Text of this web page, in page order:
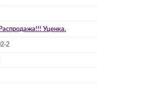
Распродажа!!! Уценка.
2